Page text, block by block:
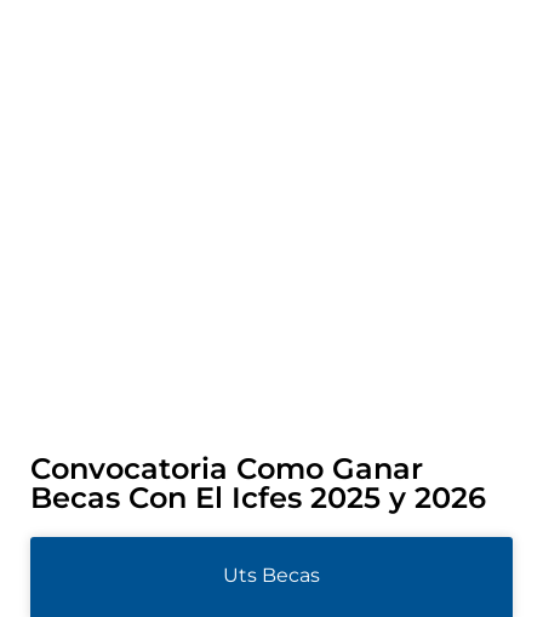
Convocatoria Como Ganar
Becas Con El Icfes 2025 y 2026
Uts Becas